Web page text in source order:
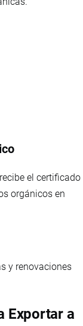
el certificado
orgánicos en
y renovaciones
Exportar a